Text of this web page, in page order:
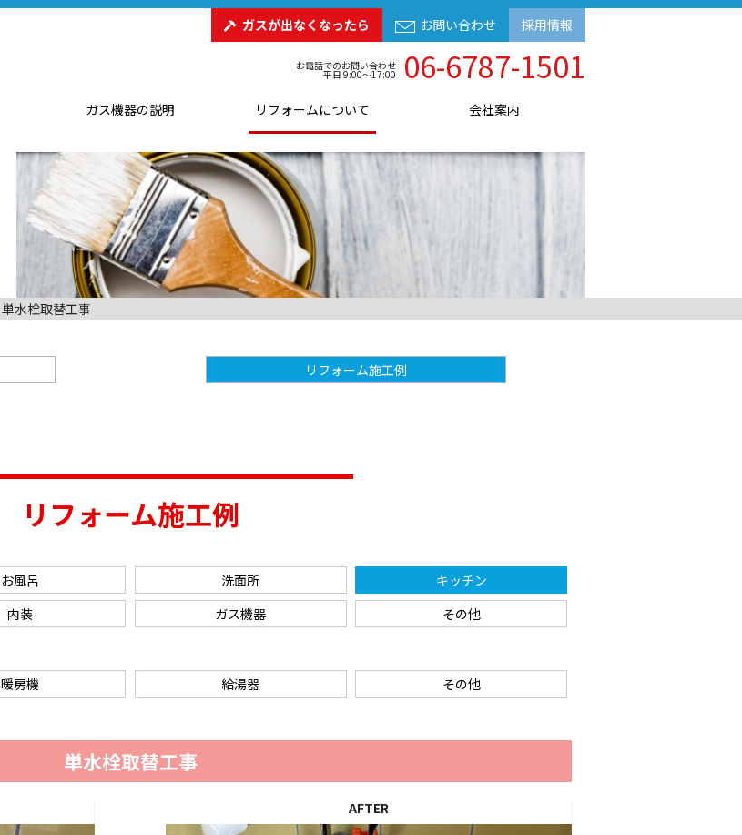
ガスが出なくなったら お問い合わせ 採用情報
お電話でのお問い合わせ
平日 9:00～17:00 06-6787-1501
ガス機器の説明 リフォームについて 会社案内
単水栓取替工事
リフォーム施工例
リフォーム施工例
お風呂 洗面所
キッチン
内装 ガス機器 その他
暖房機 給湯器 その他
単水栓取替工事